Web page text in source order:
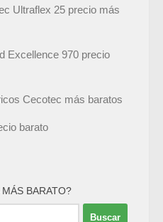
Ultraflex 25 precio más
Excellence 970 precio
Cecotec más baratos
barato
BARATO?